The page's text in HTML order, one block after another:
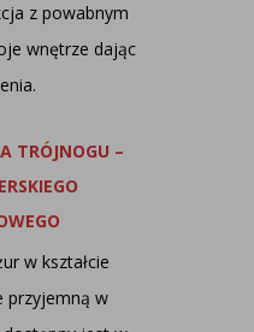
z powabnym
wnętrze dając
TRÓJNOGU –
w kształcie
przyjemną w